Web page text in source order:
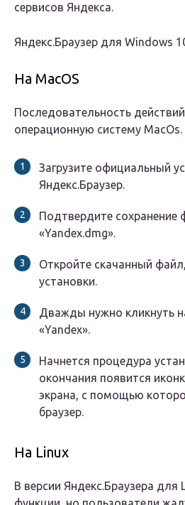
сервисов Яндекса.
Яндекс.Браузер для Windows
На MacOS
Последовательность
операционную систему MacOs.
Загрузите официальный
Яндекс.Браузер.
Подтвердите сохранение
«Yandex.dmg».
Откройте скачанный
установки.
Дважды нужно кликнуть
«Yandex».
Начнется процедура
окончания появится
экрана, с помощью
браузер.
На Linux
В версии Яндекс.Браузера для